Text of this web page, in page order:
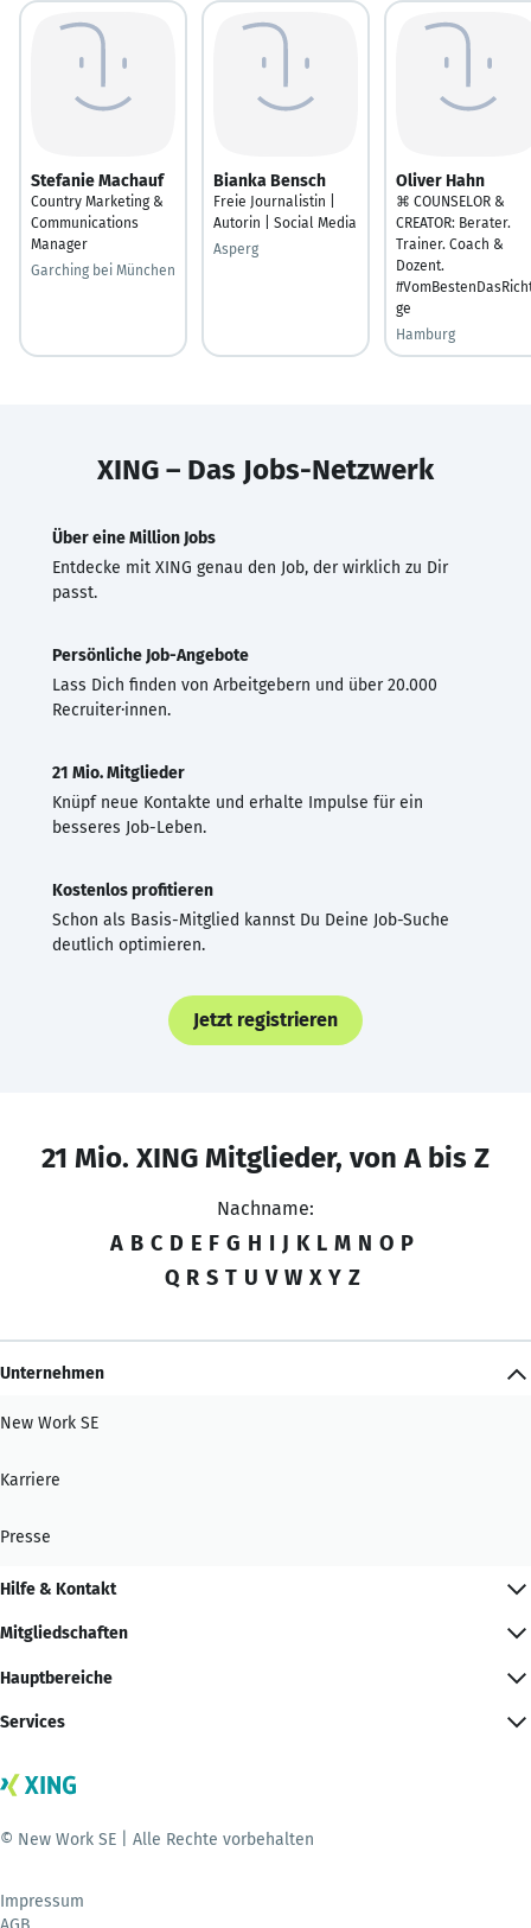
Stefanie Machauf
Country Marketing &
Communications
Manager
Garching bei München
Bianka Bensch
Freie Journalistin |
Autorin | Social Media
Asperg
Oliver Hahn
⌘ COUNSELOR &
CREATOR: Berater.
Trainer. Coach &
Dozent.
ge
Hamburg
XING – Das Jobs-Netzwerk
Über eine Million Jobs
Entdecke mit XING genau den Job, der wirklich zu Dir
passt.
Persönliche Job-Angebote
Lass Dich finden von Arbeitgebern und über 20.000
Recruiter·innen.
21 Mio. Mitglieder
Knüpf neue Kontakte und erhalte Impulse für ein
besseres Job-Leben.
Kostenlos profitieren
Schon als Basis-Mitglied kannst Du Deine Job-Suche
deutlich optimieren.
Jetzt registrieren
21 Mio. XING Mitglieder, von A bis Z
Nachname:
A B C D E F G H I J K L M N O P
Q R S T U V W X Y Z
Unternehmen
New Work SE
Karriere
Presse
Hilfe & Kontakt
Mitgliedschaften
Hauptbereiche
Services
© New Work SE | Alle Rechte vorbehalten
Impressum